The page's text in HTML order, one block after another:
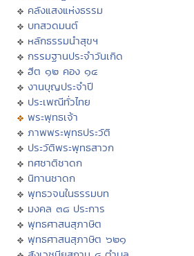
คลังแสงแห่งธรรม
บทสวดมนต์
หลักธรรมนำสุขฯ
กรรมฐานประจำวันเกิด
ฮีต ๑๒ คอง ๑๔
งานบุญประจำปี
ประเพณีทั่วไทย
พระพุทธเจ้า
ภาพพระพุทธประวัติ
ประวัติพระพุทธสาวก
ทศชาติชาดก
นิทานชาดก
พุทธวจนในธรรมบท
มงคล ๓๘ ประการ
พุทธศาสนสุภาษิต
พุทธศาสนสุภาษิต ๖๒๑